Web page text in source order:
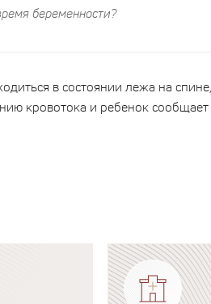
беременности?
в состоянии лежа на
кровотока и ребенок